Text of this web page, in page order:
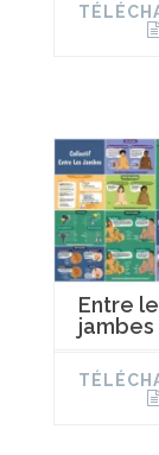
Entre
jambes